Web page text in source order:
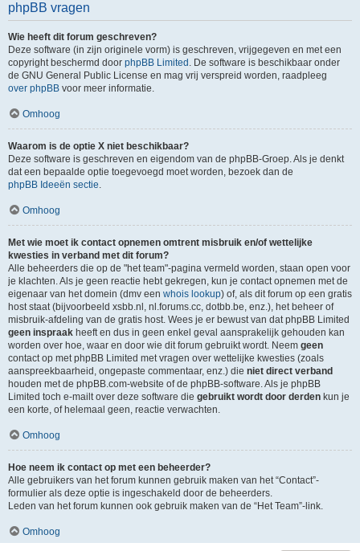
phpBB vragen
Wie heeft dit forum geschreven?
Deze software (in zijn originele vorm) is geschreven, vrijgegeven en met een
copyright beschermd door phpBB Limited . De software is beschikbaar onder
de GNU General Public License en mag vrij verspreid worden, raadpleeg
over phpBB voor meer informatie.
Omhoog
Waarom is de optie X niet beschikbaar?
Deze software is geschreven en eigendom van de phpBB-Groep. Als je denkt
dat een bepaalde optie toegevoegd moet worden, bezoek dan de
phpBB Ideeën sectie.
Omhoog
Met wie moet ik contact opnemen omtrent misbruik en/of wettelijke
kwesties in verband met dit forum?
Alle beheerders die op de "het team"-pagina vermeld worden, staan open voor
je klachten. Als je geen reactie hebt gekregen, kun je contact opnemen met de
eigenaar van het domein (dmv een whois lookup) of, als dit forum op een gratis
host staat (bijvoorbeeld xsbb.nl, nl.forums.cc, dotbb.be, enz.), het beheer of
misbruik-afdeling van de gratis host. Wees je er bewust van dat phpBB Limited
geen inspraak heeft en dus in geen enkel geval aansprakelijk gehouden kan
worden over hoe, waar en door wie dit forum gebruikt wordt. Neem geen
contact op met phpBB Limited met vragen over wettelijke kwesties (zoals
aanspreekbaarheid, ongepaste commentaar, enz.) die niet direct verband
houden met de phpBB.com-website of de phpBB-software. Als je phpBB
Limited toch e-mailt over deze software die gebruikt wordt door derden kun je
een korte, of helemaal geen, reactie verwachten.
Omhoog
Hoe neem ik contact op met een beheerder?
Alle gebruikers van het forum kunnen gebruik maken van het “Contact”-
formulier als deze optie is ingeschakeld door de beheerders.
Leden van het forum kunnen ook gebruik maken van de “Het Team”-link.
Omhoog